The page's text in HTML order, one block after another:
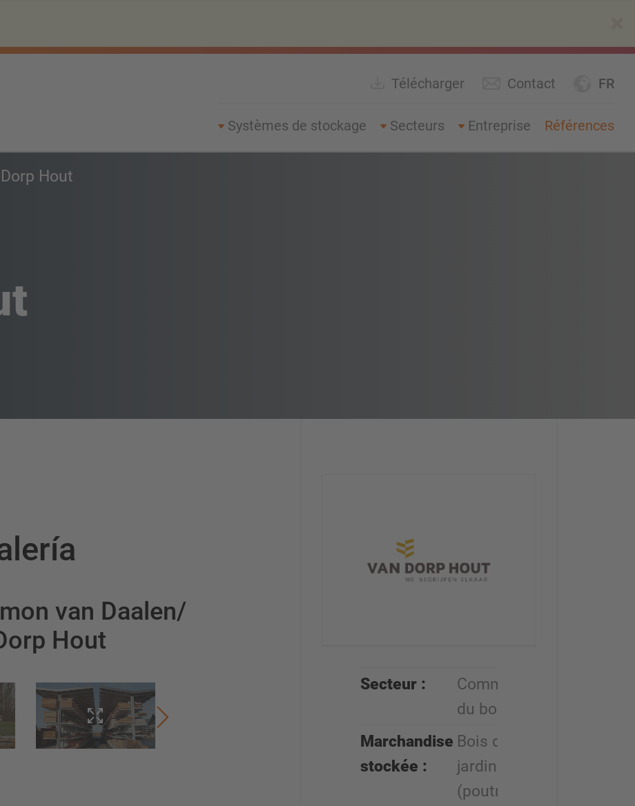
FR
Télécharger Contact
Systèmes de stockage Secteurs Entreprise Références
Hout
van Daalen/
Hout
Secteur :
Commerce
du bois
Marchandise
stockée :
Bois de
jardin
(poutre,